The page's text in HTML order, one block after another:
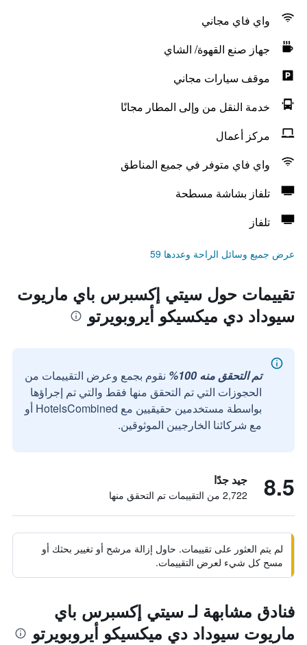
واي فاي مجاني
جهاز صنع القهوة/ الشاي
موقف سيارات مجاني
خدمة النقل من وإلى المطار مجانًا
مركز أعمال
واي فاي متوفر في جميع المناطق
تلفاز بشاشة مسطحة
تلفاز
عرض جميع وسائل الراحة وعددها 59
تقييمات حول سيتي إكسبرس باي ماريوت
سيوداد دي ميكسيكو أيروبويرتو
تم التحقق منه 100%
نقوم بجمع وعرض التقييمات من
الحجوزات التي تم التحقق منها فقط والتي تم إجراؤها
بواسطة مستخدمين حقيقيين مع HotelsCombined أو
مع شركائنا الخارجيين الموثوقين.
8.5 جيد جدًا
2,722 من التقييمات تم التحقق منها
لم يتم العثور على تقييمات. حاول إزالة مرشح أو تغيير بحثك أو
مسح كل شيء لعرض التقييمات.
فنادق مشابهة لـ سيتي إكسبرس باي
ماريوت سيوداد دي ميكسيكو أيروبويرتو